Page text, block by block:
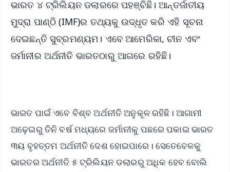
ଭାରତ ୪ ଟ୍ରିଲିୟନ ଡଲାରରେ ପହଞ୍ଚିଛି। ଆନ୍ତର୍ଜାତୀୟ
ମୁଦ୍ରା ପାଣ୍ଠି (IMF)ର ତଥ୍ୟକୁ ଉଦ୍ଧୃତ କରି ଏହି ସୂଚନା
ଦେଇଛନ୍ତି ସୁବ୍ରମଣ୍ୟମ। ଏବେ ଆମେରିକା, ଚୀନ ଏବଂ
ଜର୍ମାନୀର ଅର୍ଥନୀତି ଭାରତଠାରୁ ଆଗରେ ରହିଛି।
ଭାରତ ପାଇଁ ଏବେ ବିଶ୍ବ ଅର୍ଥନୀତି ଅନୁକୂଳ ରହିଛି। ଆଗାମୀ
ଅଢ଼େଇରୁ ତିନି ବର୍ଷ ମଧ୍ୟରେ ଜର୍ମାନୀକୁ ପଛରେ ପକାଇ ଭାରତ
୩ୟ ବୃହତ୍ତମ ଅର୍ଥନୀତି ଦେଶ ହୋଇପାରେ। ସେତେବେଳକୁ
ଭାରତର ଅର୍ଥନୀତି ୫ ଟ୍ରିଲିୟନ ଡଲାରରୁ ଅଧିକ ହେବ ବୋଲି